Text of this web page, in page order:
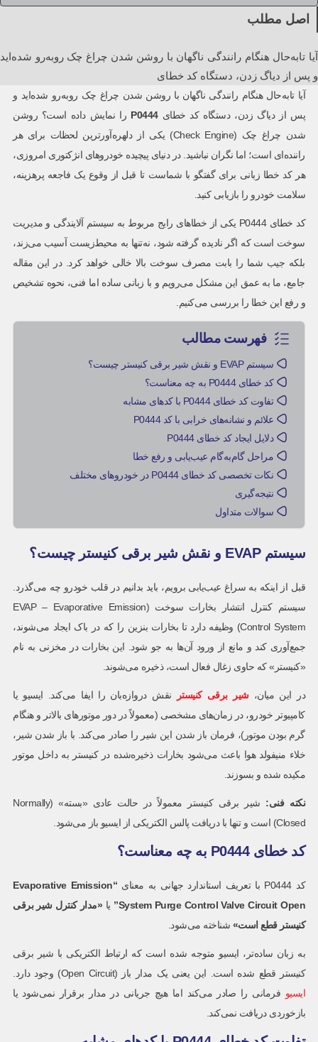
اصل مطلب
آیا تا‌به‌حال هنگام رانندگی ناگهان با روشن شدن چراغ چک روبه‌رو شده‌اید
و پس از دیاگ زدن، دستگاه کد خطای
آیا تا‌به‌حال هنگام رانندگی ناگهان با روشن شدن چراغ چک روبه‌رو شده‌اید و
پس از دیاگ زدن، دستگاه کد خطایP0444 را نمایش داده است؟ روشن
شدن چراغ چک (Check Engine) یکی از دلهره‌آورترین لحظات برای هر
راننده‌ای است؛ اما نگران نباشید. در دنیای پیچیده خودروهای انژکتوری امروزی،
هر کد خطا زبانی برای گفتگو با شماست تا قبل از وقوع یک فاجعه پرهزینه،
سلامت خودرو را بازیابی کنید.
کد خطای P0444 یکی از خطاهای رایج مربوط به سیستم آلایندگی و مدیریت
سوخت است که اگر نادیده گرفته شود، نه‌تنها به محیط‌زیست آسیب می‌زند،
بلکه جیب شما را بابت مصرف سوخت بالا خالی خواهد کرد. در این مقاله
جامع، ما به عمق این مشکل می‌رویم و با زبانی ساده اما فنی، نحوه تشخیص
و رفع این خطا را بررسی می‌کنیم.
فهرست مطالب
سیستم EVAP و نقش شیر برقی کنیستر چیست؟
کد خطای P0444 به چه معناست؟
تفاوت کد خطای P0444 با کدهای مشابه
علائم و نشانه‌های خرابی با کد P0444
دلایل ایجاد کد خطای P0444
مراحل گام‌به‌گام عیب‌یابی و رفع خطا
نکات تخصصی کد خطای P0444 در خودروهای مختلف
نتیجه‌گیری
سوالات متداول
سیستم EVAP و نقش شیر برقی کنیستر چیست؟
قبل از اینکه به سراغ عیب‌یابی برویم، باید بدانیم در قلب خودرو چه می‌گذرد.
سیستم کنترل انتشار بخارات سوخت (EVAP – Evaporative Emission
Control System) وظیفه دارد تا بخارات بنزین را که در باک ایجاد می‌شوند،
جمع‌آوری کند و مانع از ورود آن‌ها به جو شود. این بخارات در مخزنی به نام
«کنیستر» که حاوی زغال فعال است، ذخیره می‌شوند.
در این میان،شیر برقی کنیستر
نقش دروازه‌بان را ایفا می‌کند. ایسیو یا
کامپیوتر خودرو، در زمان‌های مشخصی (معمولاً در دور موتورهای بالاتر و هنگام
گرم بودن موتور)، فرمان باز شدن این شیر را صادر می‌کند. با باز شدن شیر،
خلاء منیفولد هوا باعث می‌شود بخارات ذخیره‌شده در کنیستر به داخل موتور
مکیده شده و بسوزند.
نکته فنی:
شیر برقی کنیستر معمولاً در حالت عادی «بسته» (Normally
Closed) است و تنها با دریافت پالس الکتریکی از ایسیو باز می‌شود.
کد خطای P0444 به چه معناست؟
کد P0444 با تعریف استاندارد جهانی به معنای
“Evaporative Emission
System Purge Control Valve Circuit Open”
یا «مدار کنترل شیر برقی
کنیستر قطع است» شناخته می‌شود.
به زبان ساده‌تر، ایسیو متوجه شده است که ارتباط الکتریکی با شیر برقی
کنیستر قطع شده است. این یعنی یک مدار باز (Open Circuit) وجود دارد.
ایسیو فرمانی را صادر می‌کند اما هیچ جریانی در مدار برقرار نمی‌شود یا
بازخوردی دریافت نمی‌کند.